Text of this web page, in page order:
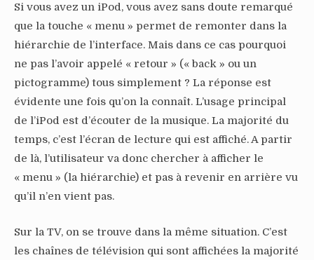
Si vous avez un iPod, vous avez sans doute remarqué
que la touche « menu » permet de remonter dans la
hiérarchie de l’interface. Mais dans ce cas pourquoi
ne pas l’avoir appelé « retour » (« back » ou un
pictogramme) tous simplement ? La réponse est
évidente une fois qu’on la connaît. L’usage principal
de l’iPod est d’écouter de la musique. La majorité du
temps, c’est l’écran de lecture qui est affiché. A partir
de là, l’utilisateur va donc chercher à afficher le
« menu » (la hiérarchie) et pas à revenir en arrière vu
qu’il n’en vient pas.
Sur la TV, on se trouve dans la même situation. C’est
les chaînes de télévision qui sont affichées la majorité